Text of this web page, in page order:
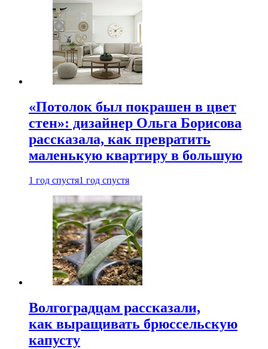
«Потолок был покрашен в цвет
стен»: дизайнер Ольга Борисова
рассказала, как превратить
маленькую квартиру в большую
1 год спустя1 год спустя
Волгоградцам рассказали,
как выращивать брюссельскую
капусту